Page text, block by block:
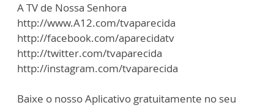
A TV de Nossa Senhora
http://www.A12.com/tvaparecida
http://facebook.com/aparecidatv
http://twitter.com/tvaparecida
http://instagram.com/tvaparecida
Baixe o nosso Aplicativo gratuitamente no seu